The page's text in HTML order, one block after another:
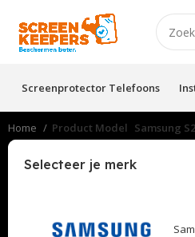
Screenprotector Telefoons
Home Product Model Samsung
Selecteer je merk